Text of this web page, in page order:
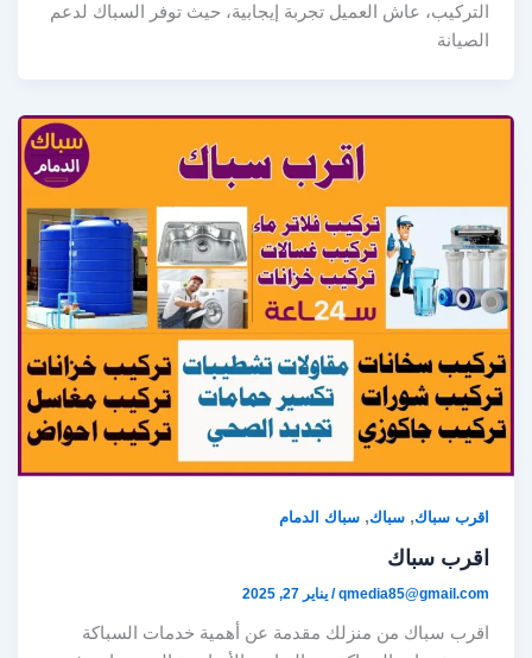
التركيب، عاش العميل تجربة إيجابية، حيث توفر السباك لدعم
الصيانة
اقرب سباك,سباك,سباك الدمام
اقرب سباك
qmedia85@gmail.com
/يناير 27, 2025
اقرب سباك من منزلك مقدمة عن أهمية خدمات السباكة